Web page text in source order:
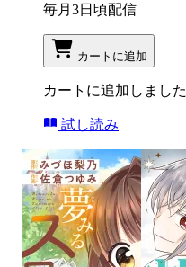
毎月3日頃配信
カートに追加
カートに追加しました
試し読み